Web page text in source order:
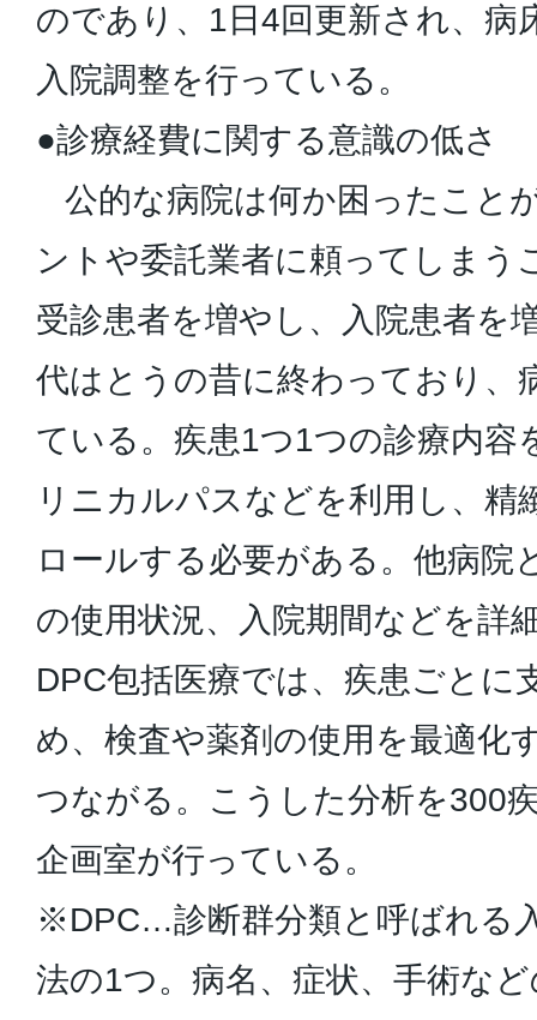
のであり、1日4回更新され、病
入院調整を行っている。
●診療経費に関する意識の低さ
公的な病院は何か困ったこと
ントや委託業者に頼ってしまう
受診患者を増やし、入院患者を
代はとうの昔に終わっており、
ている。疾患1つ1つの診療内容
リニカルパスなどを利用し、精
ロールする必要がある。他病院
の使用状況、入院期間などを詳
DPC包括医療では、疾患ごとに
め、検査や薬剤の使用を最適化
つながる。こうした分析を300
企画室が行っている。
※DPC…診断群分類と呼ばれる
法の1つ。病名、症状、手術な